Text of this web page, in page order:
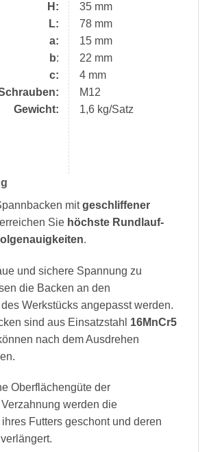
H:
L:
a:
b:
c:
Gewicht:
35 mm
78 mm
15 mm
22 mm
4 mm
M12
1,6 kg/Satz
mitgeschliffener
erreichen Sie höchste Rundlauf-
.
und sichere Spannung zu
die Backen an den
Werkstücks angepasst werden.
sind aus Einsatzstahl 16MnCr5
nach dem Ausdrehen
Oberflächengüte der
werden die
Futters geschont und deren